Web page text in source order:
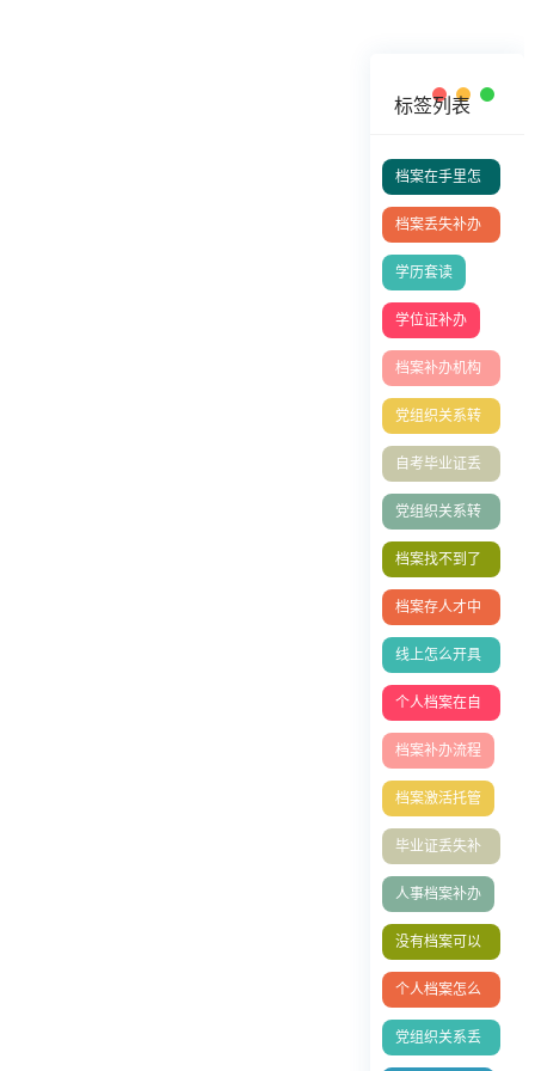
标签列表
档案在手里怎
么存档？
档案丢失补办
流程
学历套读
学位证补办
档案补办机构
有哪些
党组织关系转
接
自考毕业证丢
失补办
党组织关系转
移
档案找不到了
怎么办
档案存人才中
心
线上怎么开具
调档函？
个人档案在自
己手里成死档
如何激活
档案补办流程
档案激活托管
毕业证丢失补
办
人事档案补办
没有档案可以
办理退休吗？
个人档案怎么
放到人社局？
党组织关系丢
了